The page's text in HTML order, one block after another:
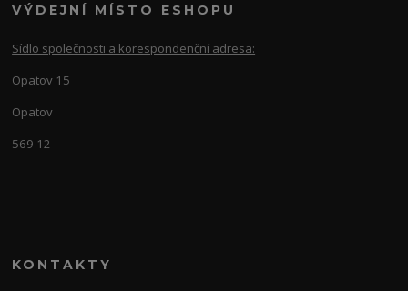
VÝDEJNÍ MÍSTO ESHOPU
Sídlo společnosti a korespondenční adresa:
Opatov 15
Opatov
569 12
KONTAKTY